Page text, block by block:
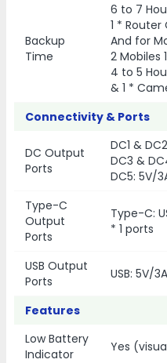
Backup
Time
6 to 7
1 * Router
And for
2 Mobiles
4 to 5
& 1 *
Connectivity & Ports
DC Output
Ports
DC1 &
DC3 &
DC5: 5V/
Type-C
Output
Ports
Type-C:
* 1 ports
USB Output
Ports
USB: 5V/
Features
Low Battery
Indicator
Yes